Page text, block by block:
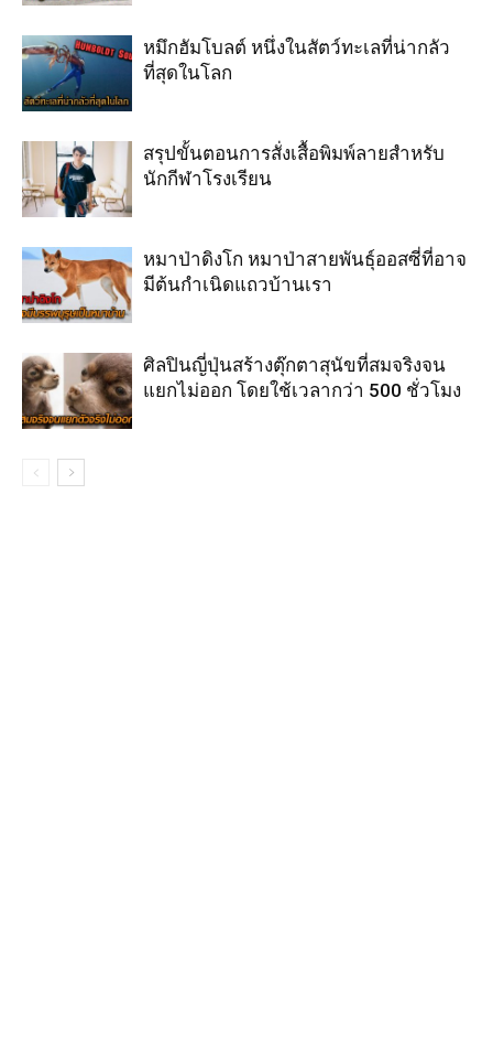
หมึกฮัมโบลต์ หนึ่งในสัตว์ทะเลที่น่ากลัว
ที่สุดในโลก
สรุปขั้นตอนการสั่งเสื้อพิมพ์ลายสำหรับ
นักกีฬาโรงเรียน
หมาป่าดิงโก หมาป่าสายพันธุ์ออสซี่ที่อาจ
มีต้นกำเนิดแถวบ้านเรา
ศิลปินญี่ปุ่นสร้างตุ๊กตาสุนัขที่สมจริงจน
แยกไม่ออก โดยใช้เวลากว่า 500 ชั่วโมง